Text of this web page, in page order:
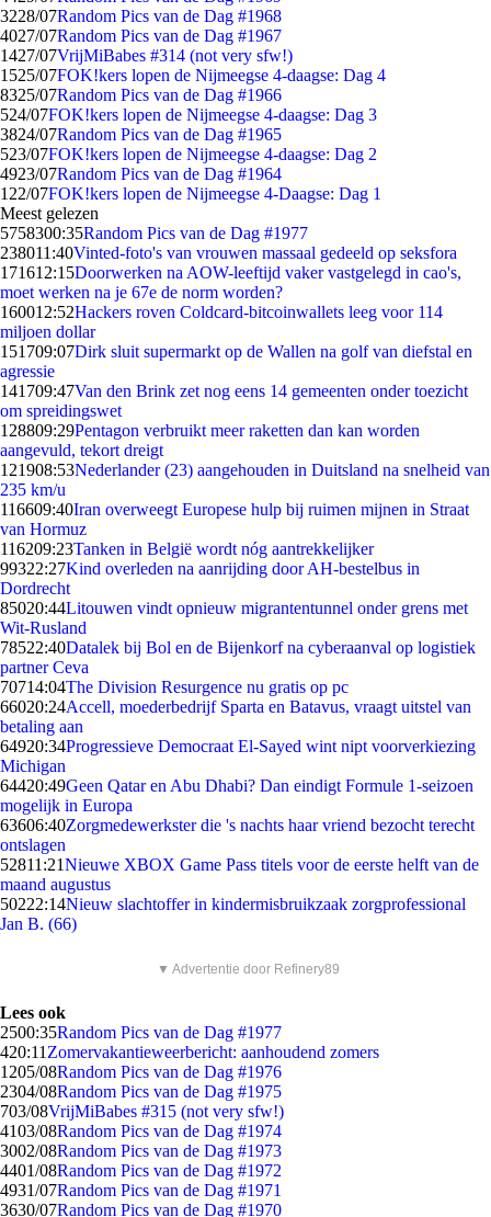
3228/07Random Pics van de Dag #1968
4027/07Random Pics van de Dag #1967
1427/07VrijMiBabes #314 (not very sfw!)
1525/07FOK!kers lopen de Nijmeegse 4-daagse: Dag 4
8325/07Random Pics van de Dag #1966
524/07FOK!kers lopen de Nijmeegse 4-daagse: Dag 3
3824/07Random Pics van de Dag #1965
523/07FOK!kers lopen de Nijmeegse 4-daagse: Dag 2
4923/07Random Pics van de Dag #1964
1 22/07FOK!kers lopen de Nijmeegse 4-Daagse: Dag 1
Meest gelezen
5758300:35Random Pics van de Dag #1977
238011:40Vinted-foto's van vrouwen massaal gedeeld op seksfora
171612:15Doorwerken na AOW-leeftijd vaker vastgelegd in cao's,
moet werken na je 67e de norm worden?
160012:52Hackers roven Coldcard-bitcoinwallets leeg voor 114
miljoen dollar
151709:07Dirk sluit supermarkt op de Wallen na golf van diefstal en
agressie
141709:47Van den Brink zet nog eens 14 gemeenten onder toezicht
om spreidingswet
128809:29Pentagon verbruikt meer raketten dan kan worden
aangevuld, tekort dreigt
121908:53Nederlander (23) aangehouden in Duitsland na snelheid van
235 km/u
116609:40Iran overweegt Europese hulp bij ruimen mijnen in Straat
van Hormuz
116209:23Tanken in België wordt nóg aantrekkelijker
99322:27Kind overleden na aanrijding door AH-bestelbus in
Dordrecht
85020:44Litouwen vindt opnieuw migrantentunnel onder grens met
Wit-Rusland
78522:40Datalek bij Bol en de Bijenkorf na cyberaanval op logistiek
partner Ceva
70714:04The Division Resurgence nu gratis op pc
66020:24Accell, moederbedrijf Sparta en Batavus, vraagt uitstel van
betaling aan
64920:34Progressieve Democraat El-Sayed wint nipt voorverkiezing
Michigan
64420:49Geen Qatar en Abu Dhabi? Dan eindigt Formule 1-seizoen
mogelijk in Europa
63606:40Zorgmedewerkster die 's nachts haar vriend bezocht terecht
ontslagen
52811:21Nieuwe XBOX Game Pass titels voor de eerste helft van de
maand augustus
50222:14Nieuw slachtoffer in kindermisbruikzaak zorgprofessional
Jan B. (66)
▼ Advertentie door Refinery89
Lees ook
2500:35Random Pics van de Dag #1977
420:11 Zomervakantieweerbericht: aanhoudend zomers
1205/08Random Pics van de Dag #1976
2304/08Random Pics van de Dag #1975
703/08VrijMiBabes #315 (not very sfw!)
4103/08Random Pics van de Dag #1974
3002/08Random Pics van de Dag #1973
4401/08Random Pics van de Dag #1972
4931/07Random Pics van de Dag #1971
3630/07Random Pics van de Dag #1970